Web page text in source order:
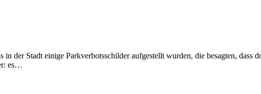
in der Stadt einige Parkverbotsschilder aufgestellt wurden, die besagten,
es…